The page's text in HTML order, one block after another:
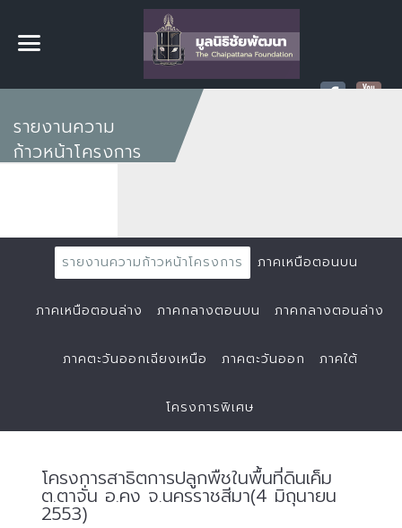
รายงานความ
ก้าวหน้าโครงการ
รายงานความก้าวหน้าโครงการ ภาคเหนือตอนบน
ภาคเหนือตอนล่าง ภาคกลางตอนบน ภาคกลางตอนล่าง
ภาคตะวันออกเฉียงเหนือ ภาคตะวันออก ภาคใต้
โครงการพิเศษ
โครงการสาธิตการปลูกพืชในพื้นที่ดินเค็ม
ต.ตาจั่น อ.คง จ.นครราชสีมา(4 มิถุนายน
2553)